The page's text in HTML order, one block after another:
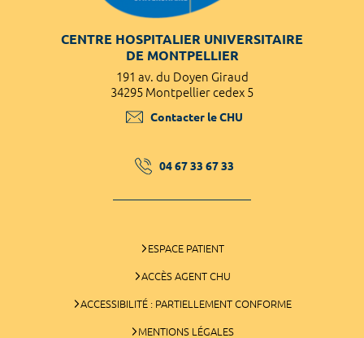
CENTRE HOSPITALIER UNIVERSITAIRE
DE MONTPELLIER
191 av. du Doyen Giraud
34295 Montpellier cedex 5
Contacter le CHU
04 67 33 67 33
ESPACE PATIENT
ACCÈS AGENT CHU
ACCESSIBILITÉ : PARTIELLEMENT CONFORME
MENTIONS LÉGALES